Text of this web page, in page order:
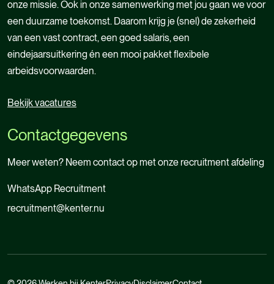
onze missie. Ook in onze samenwerking met jou gaan we voor
een duurzame toekomst. Daarom krijg je (snel) de zekerheid
van een vast contract, een goed salaris, een
eindejaarsuitkering én een mooi pakket flexibele
arbeidsvoorwaarden.
Bekijk vacatures
Bekijk vacatures
Contactgegevens
Meer weten? Neem contact op met onze recruitment afdeling
WhatsApp Recruitment
WhatsApp Recruitment
recruitment@kenter.nu